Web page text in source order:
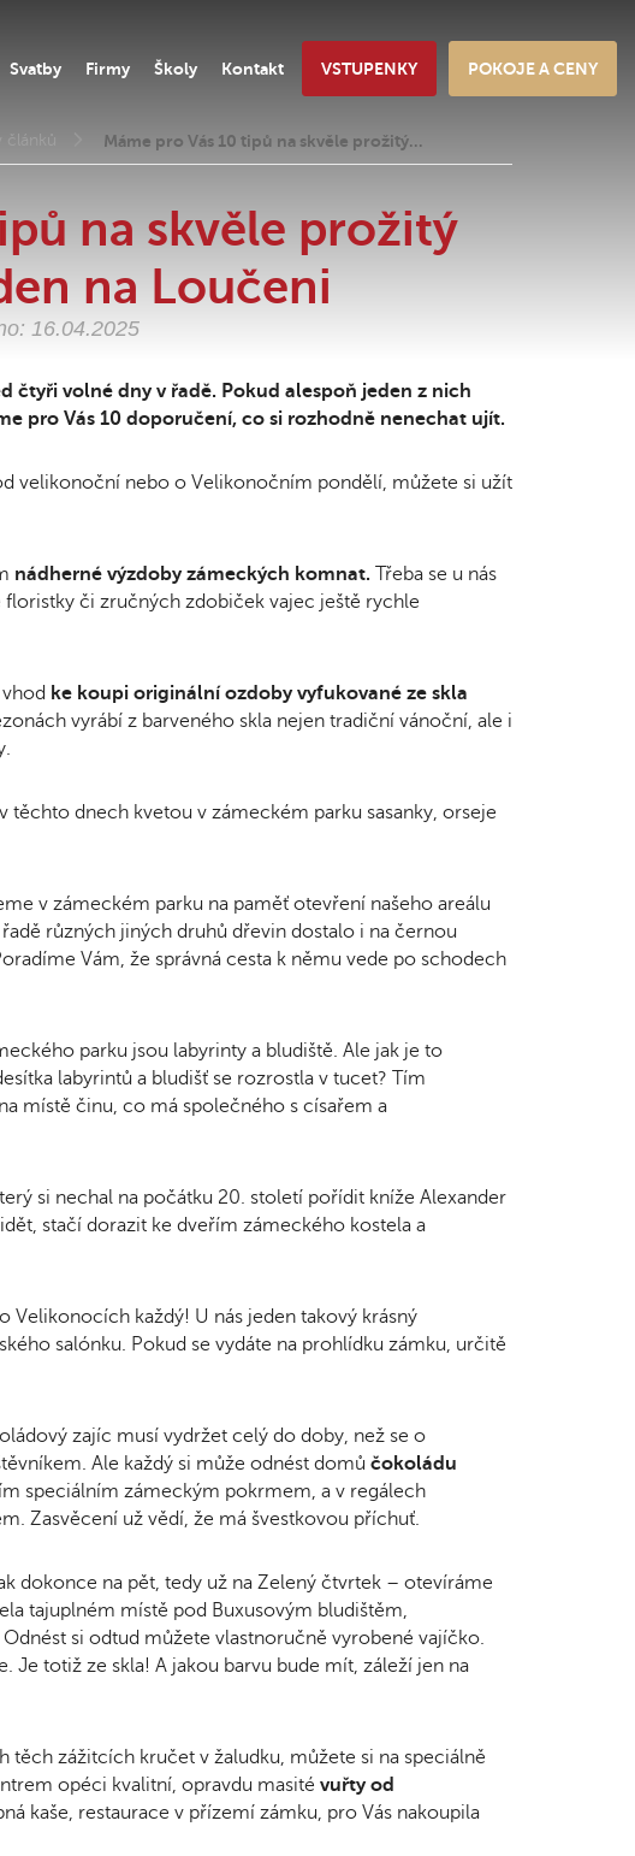
VSTUPENKY POKOJE A CENY
Svatby Firmy Školy Kontakt
článků Máme pro Vás 10 tipů na skvěle prožitý…
na skvěle prožitý
na Loučeni
16.04.2025
čtyři volné dny v řadě. Pokud alespoň jeden z nich
pro Vás 10 doporučení, co si rozhodně nenechat ujít.
velikonoční nebo o Velikonočním pondělí, můžete si užít
nádherné výzdoby zámeckých komnat. Třeba se u nás
či zručných zdobiček vajec ještě rychle
ke koupi originální ozdoby vyfukované ze skla
vyrábí z barveného skla nejen tradiční vánoční, ale i
těchto dnech kvetou v zámeckém parku sasanky, orseje
v zámeckém parku na paměť otevření našeho areálu
různých jiných druhů dřevin dostalo i na černou
Vám, že správná cesta k němu vede po schodech
parku jsou labyrinty a bludiště. Ale jak je to
labyrintů a bludišť se rozrostla v tucet? Tím
místě činu, co má společného s císařem a
si nechal na počátku 20. století pořídit kníže Alexander
stačí dorazit ke dveřím zámeckého kostela a
Velikonocích každý! U nás jeden takový krásný
salónku. Pokud se vydáte na prohlídku zámku, určitě
zajíc musí vydržet celý do doby, než se o
Ale každý si může odnést domů čokoládu
speciálním zámeckým pokrmem, a v regálech
Zasvěcení už vědí, že má švestkovou příchuť.
dokonce na pět, tedy už na Zelený čtvrtek – otevíráme
tajuplném místě pod Buxusovým bludištěm,
Odnést si odtud můžete vlastnoručně vyrobené vajíčko.
Je totiž ze skla! A jakou barvu bude mít, záleží jen na
těch zážitcích kručet v žaludku, můžete si na speciálně
opéci kvalitní, opravdu masité vuřty od
kaše, restaurace v přízemí zámku, pro Vás nakoupila